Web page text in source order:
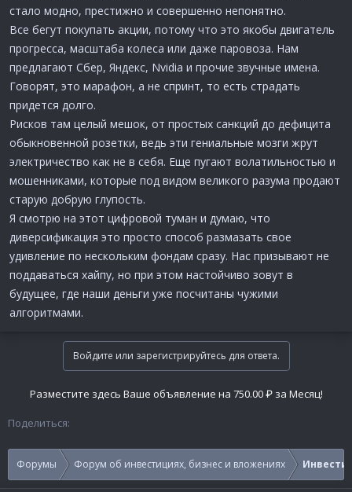
стало модно, престижно и совершенно непонятно.
Все бегут покупать акции, потому что это якобы двигатель
прогресса, масштаба колеса или даже паровоза. Нам
предлагают Сбер, Яндекс, Nvidia и прочие звучные имена.
Говорят, это марафон, а не спринт, то есть страдать
придется долго.
Рисков там целый мешок, от простых санкций до дефицита
обыкновенной розетки, ведь эти гениальные мозги жрут
электричество как не в себя. Еще пугают волатильностью и
мошенниками, которые под видом великого разума продают
старую добрую глупость.
Я смотрю на этот цифровой туман и думаю, что
диверсификация это просто способ размазать свое
удивление по нескольким фондам сразу. Нас призывают не
поддаваться хайпу, но при этом настойчиво зовут в
будущее, где наши деньги уже посчитаны чужими
алгоритмами.
Войдите или зарегистрируйтесь для ответа.
Разместите здесь Ваше объявление на 750.00 ₽ за Месяц!
Поделиться:
Форумы Форум об инвестициях, бизнес и вложениях